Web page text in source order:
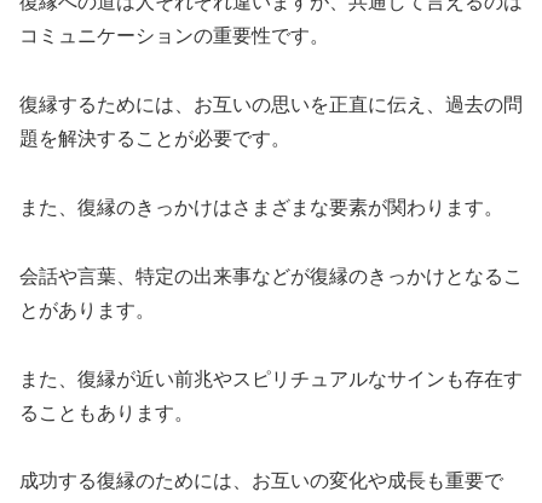
コミュニケーションの重要性です。
復縁するためには、お互いの思いを正直に伝え、過去の問
題を解決することが必要です。
また、復縁のきっかけはさまざまな要素が関わります。
会話や言葉、特定の出来事などが復縁のきっかけとなるこ
とがあります。
また、復縁が近い前兆やスピリチュアルなサインも存在す
ることもあります。
成功する復縁のためには、お互いの変化や成長も重要で